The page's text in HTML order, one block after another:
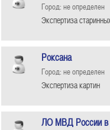
Город: не определен
Экспертиза
Роксана
Город: не определен
Экспертиза картин
ЛО МВД России в